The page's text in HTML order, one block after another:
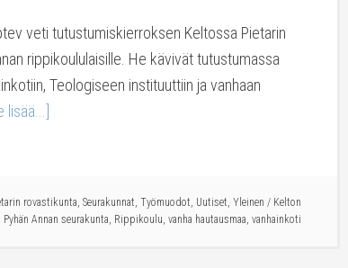
veti tutustumiskierroksen Keltossa Pietarin
rippikoululaisille. He kävivät tutustumassa
Teologiseen instituuttiin ja vanhaan
lisää...]
rovastikunta, Seurakunnat, Työmuodot, Uutiset, Yleinen / Kelton
Pyhän Annan seurakunta, Rippikoulu, vanha hautausmaa, vanhainkoti